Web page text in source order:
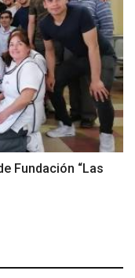
Fundación “Las